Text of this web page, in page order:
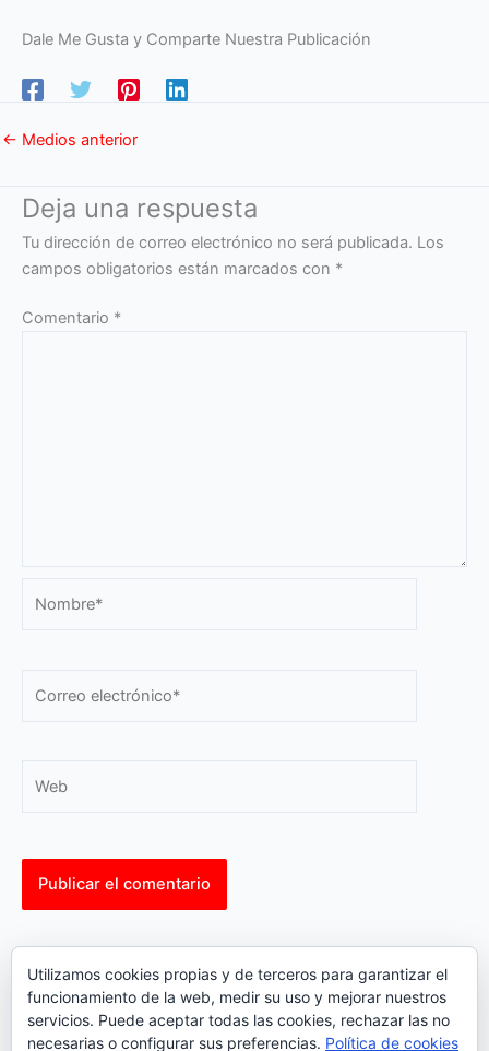
Dale Me Gusta y Comparte Nuestra Publicación
← Medios anterior
Deja una respuesta
Tu dirección de correo electrónico no será publicada. Los
campos obligatorios están marcados con *
Comentario *
electrónico*
comment data is processed.
Utilizamos cookies propias y de terceros para garantizar el
funcionamiento de la web, medir su uso y mejorar nuestros
servicios. Puede aceptar todas las cookies, rechazar las no
necesarias o configurar sus preferencias. Política de cookies